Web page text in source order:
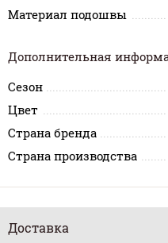
Материал подошвы
Дополнительная
Сезон
Цвет
Страна бренда
Страна производства
Доставка